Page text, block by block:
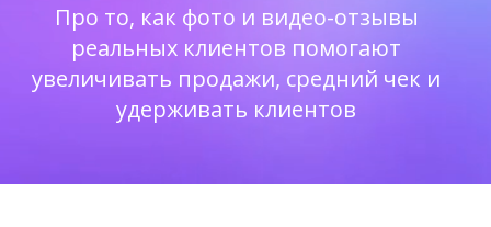
Про то, как фото и видео-отзывы
реальных клиентов помогают
увеличивать продажи, средний чек и
удерживать клиентов